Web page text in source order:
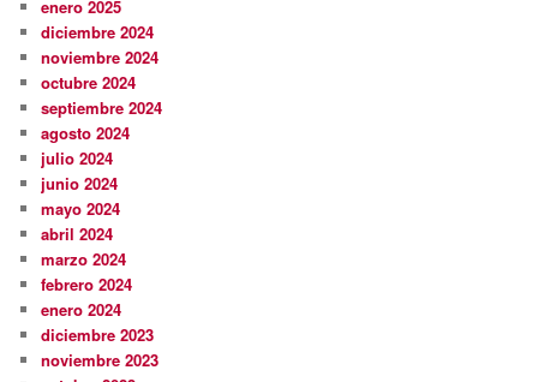
enero 2025
diciembre 2024
noviembre 2024
octubre 2024
septiembre 2024
agosto 2024
julio 2024
junio 2024
mayo 2024
abril 2024
marzo 2024
febrero 2024
enero 2024
diciembre 2023
noviembre 2023